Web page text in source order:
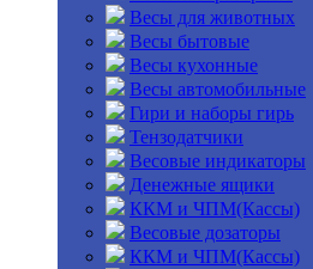
Весы для животных
Весы бытовые
Весы кухонные
Весы автомобильные
Гири и наборы гирь
Тензодатчики
Весовые индикаторы
Денежные ящики
ККМ и ЧПМ(Кассы)
Весовые дозаторы
ККМ и ЧПМ(Кассы)